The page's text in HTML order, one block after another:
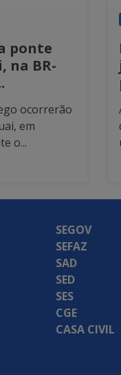
ponte
na BR-
ocorrerão
em
o...
SEGOV
SEFAZ
SAD
SED
SES
CGE
CASA CIVIL